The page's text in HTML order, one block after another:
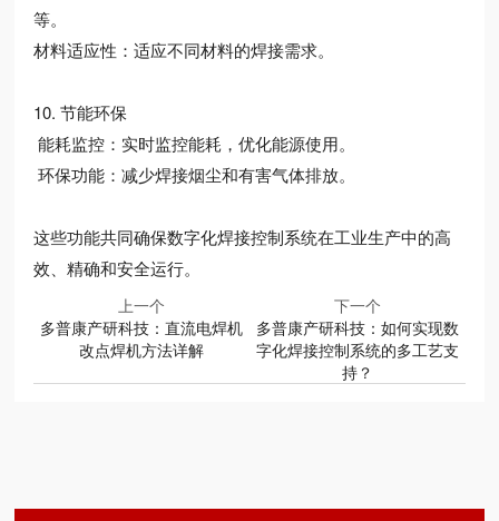
等。
材料适应性：适应不同材料的焊接需求。
10. 节能环保
能耗监控：实时监控能耗，优化能源使用。
环保功能：减少焊接烟尘和有害气体排放。
这些功能共同确保数字化焊接控制系统在工业生产中的高
效、精确和安全运行。
上一个
多普康产研科技：直流电焊机
改点焊机方法详解
下一个
多普康产研科技：如何实现数
字化焊接控制系统的多工艺支
持？